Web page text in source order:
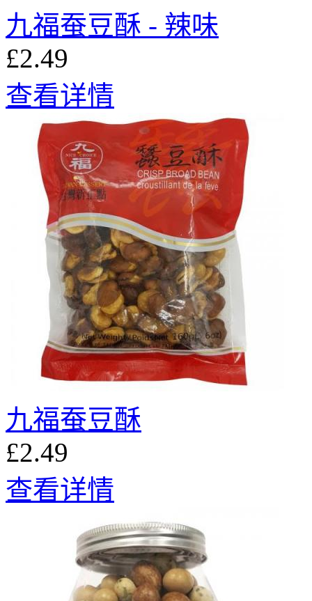
九福蚕豆酥 - 辣味
£2.49
查看详情
九福蚕豆酥
£2.49
查看详情